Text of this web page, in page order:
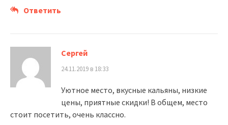
Ответить
Сергей
24.11.2019 в 18:33
Уютное место, вкусные кальяны, низкие
цены, приятные скидки! В общем, место
стоит посетить, очень классно.